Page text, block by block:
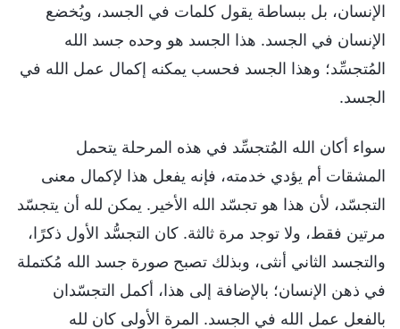
الإنسان، بل ببساطة يقول كلمات في الجسد، ويُخضع
الإنسان في الجسد. هذا الجسد هو وحده جسد الله
المُتجسِّد؛ وهذا الجسد فحسب يمكنه إكمال عمل الله في
الجسد.
سواء أكان الله المُتجسِّد في هذه المرحلة يتحمل
المشقات أم يؤدي خدمته، فإنه يفعل هذا لإكمال معنى
التجسّد، لأن هذا هو تجسّد الله الأخير. يمكن لله أن يتجسّد
مرتين فقط، ولا توجد مرة ثالثة. كان التجسُّد الأول ذكرًا،
والتجسد الثاني أنثى، وبذلك تصبح صورة جسد الله مُكتملة
في ذهن الإنسان؛ بالإضافة إلى هذا، أكمل التجسّدان
بالفعل عمل الله في الجسد. المرة الأولى كان لله